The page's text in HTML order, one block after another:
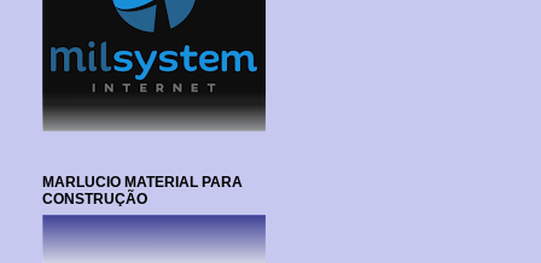
MARLUCIO MATERIAL PARA
CONSTRUÇÃO